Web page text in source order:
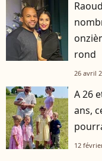
rond
26 avril
A 26
ans,
12